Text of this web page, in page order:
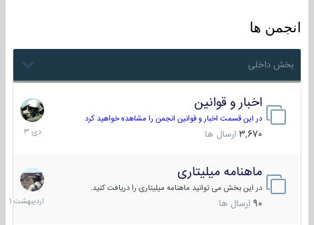
انجمن ها
بخش داخلی
اخبار و قوانین
در این قسمت اخبار و قوانین انجمن را مشاهده خواهید کرد
3,670 ارسال ها
22
دی
1403
ماهنامه میلیتاری
در این بخش می توانید ماهنامه میلیتاری را دریافت کنید.
90 ارسال ها
30
1401